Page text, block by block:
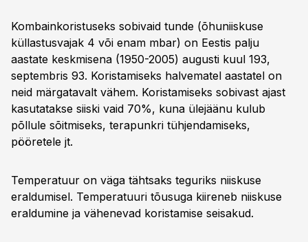
Kombainkoristuseks sobivaid tunde (õhuniiskuse
küllastusvajak 4 või enam mbar) on Eestis palju
aastate keskmisena (1950-2005) augusti kuul 193,
septembris 93. Koristamiseks halvematel aastatel on
neid märgatavalt vähem. Koristamiseks sobivast ajast
kasutatakse siiski vaid 70%, kuna ülejäänu kulub
põllule sõitmiseks, terapunkri tühjendamiseks,
pööretele jt.
Temperatuur on väga tähtsaks teguriks niiskuse
eraldumisel. Temperatuuri tõusuga kiireneb niiskuse
eraldumine ja vähenevad koristamise seisakud.